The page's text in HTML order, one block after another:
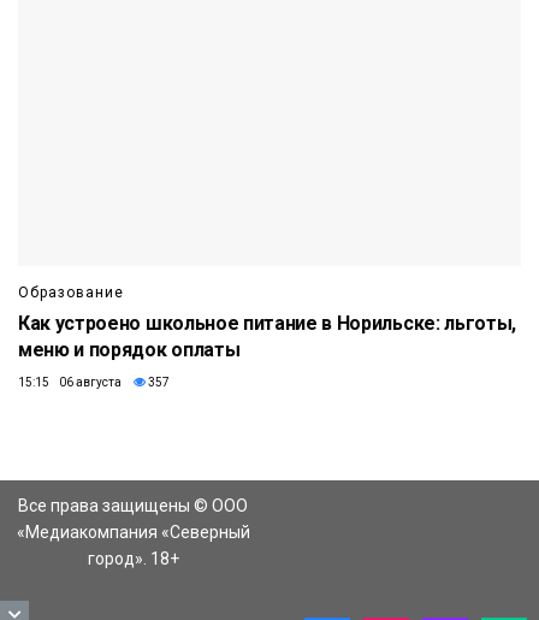
Образование
Как устроено школьное питание в Норильске: льготы,
меню и порядок оплаты
15:15 06 августа 357
Все права защищены © ООО
«Медиакомпания «Северный
город». 18+